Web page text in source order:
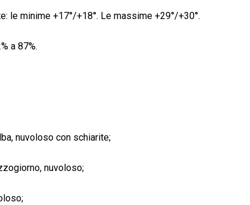
le minime +17°/+18°. Le massime +29°/+30°.
a 87%.
nuvoloso con schiarite;
nuvoloso;